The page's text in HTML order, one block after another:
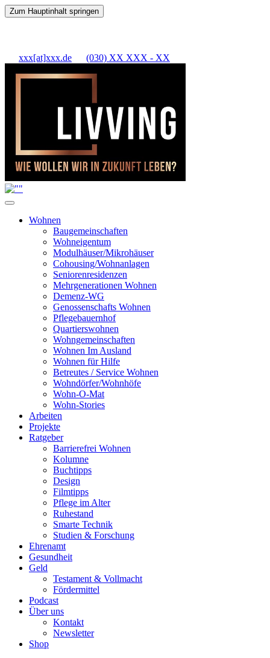
Zum Hauptinhalt springen
xxx[at]xxx.de (030) XX XXX - XX
Wohnen
Baugemeinschaften
Wohneigentum
Modulhäuser/Mikrohäuser
Cohousing/Wohnanlagen
Seniorenresidenzen
Mehrgenerationen Wohnen
Demenz-WG
Genossenschafts Wohnen
Pflegebauernhof
Quartierswohnen
Wohngemeinschaften
Wohnen Im Ausland
Wohnen für Hilfe
Betreutes / Service Wohnen
Wohndörfer/Wohnhöfe
Wohn-O-Mat
Wohn-Stories
Arbeiten
Projekte
Ratgeber
Barrierefrei Wohnen
Kolumne
Buchtipps
Design
Filmtipps
Pflege im Alter
Ruhestand
Smarte Technik
Studien & Forschung
Ehrenamt
Gesundheit
Geld
Testament & Vollmacht
Fördermittel
Podcast
Über uns
Kontakt
Newsletter
Shop